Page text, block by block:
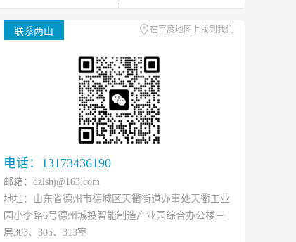
APP、API开发、H5单页等
移动终端软件开发产品定
发技术支援，可接如上相关
类数据、开发、运维、托管
联系两山 在百度地图上找到我们
电话：13173436190
邮箱：dzlshj@163.com
地址：山东省德州市德城区天衢街道办事处天衢工业
园小李路6号德州城投智能制造产业园综合办公楼三
层303、305、313室